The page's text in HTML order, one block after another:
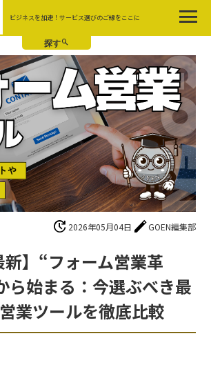
ビジネスを加速！サービス選びのご縁をここに
update 2026年05月04日 editGOEN編集部
新】“フォーム営業革
ら始まる：今選ぶべき最
業ツールを徹底比較